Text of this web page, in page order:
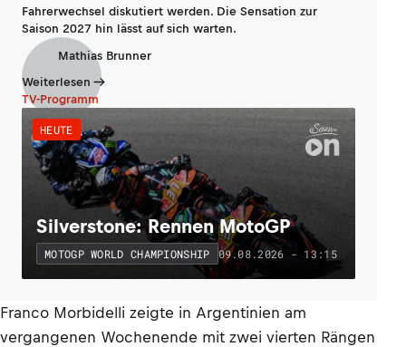
Fahrerwechsel diskutiert werden. Die Sensation zur
Saison 2027 hin lässt auf sich warten.
Mathias Brunner
Weiterlesen
TV-Programm
HEUTE
Silverstone: Rennen MotoGP
MOTOGP WORLD CHAMPIONSHIP 09.08.2026 - 13:15
Franco Morbidelli zeigte in Argentinien am
vergangenen Wochenende mit zwei vierten Rängen